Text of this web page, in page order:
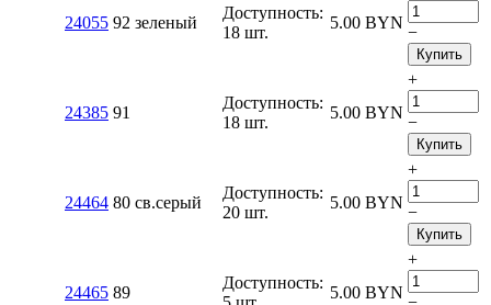
24055 92 зеленый
Доступность:
18 шт.
5.00 BYN
−
Купить
24385 91
Доступность:
18 шт.
5.00 BYN
+
−
Купить
24464 80 св.серый
Доступность:
20 шт.
5.00 BYN
+
−
Купить
24465 89
Доступность:
5.00 BYN
+